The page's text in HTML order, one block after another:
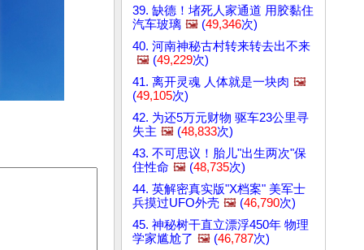
39. 缺德！堵死人家通道 用胶黏住
汽车玻璃 🖼️ (49,346次)
40. 河南神秘古村转来转去出不来
🖼️ (49,229次)
41. 离开灵魂 人体就是一块肉 🖼️
(49,105次)
42. 为还5万元财物 驱车23公里寻
失主 🖼️ (48,833次)
43. 不可思议！胎儿"出生两次"保
住性命 🖼️ (48,735次)
44. 英解密真实版"X档案" 美军士
兵摸过UFO外壳 🖼️ (46,790次)
45. 神秘树干直立漂浮450年 物理
学家尴尬了 🖼️ (46,787次)